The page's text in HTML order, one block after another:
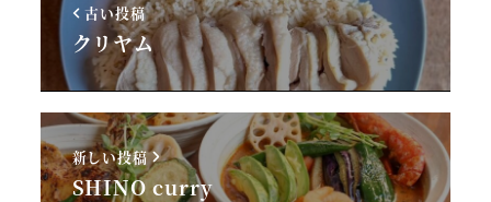
古い投稿
クリヤム
新しい投稿
SHINO curry